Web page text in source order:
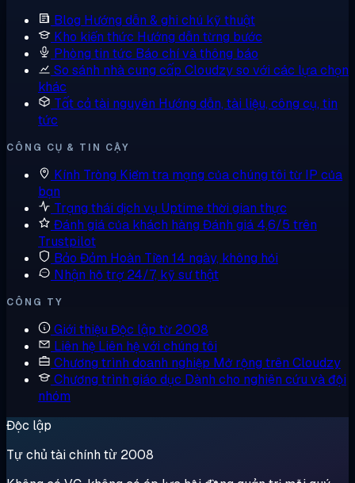
Blog Hướng dẫn & ghi chú kỹ thuật
Kho kiến thức Hướng dẫn từng bước
Phòng tin tức Báo chí và thông báo
So sánh nhà cung cấp Cloudzy so với các lựa chọn
khác
Tất cả tài nguyên Hướng dẫn, tài liệu, công cụ, tin
tức
CÔNG CỤ & TIN CẬY
Kính Tròng Kiểm tra mạng của chúng tôi từ IP của
bạn
Trạng thái dịch vụ Uptime thời gian thực
Đánh giá của khách hàng Đánh giá 4,6/5 trên
Trustpilot
Bảo Đảm Hoàn Tiền 14 ngày, không hỏi
Nhận hỗ trợ 24/7, kỹ sư thật
CÔNG TY
Giới thiệu Độc lập từ 2008
Liên hệ Liên hệ với chúng tôi
Chương trình doanh nghiệp Mở rộng trên Cloudzy
Chương trình giáo dục Dành cho nghiên cứu và đội
nhóm
Độc lập
Tự chủ tài chính từ 2008